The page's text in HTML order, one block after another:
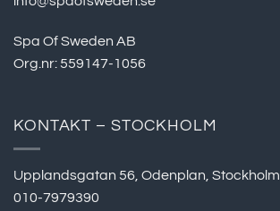
Spa Of Sweden AB
Org.nr: 559147-1056
KONTAKT – STOCKHOLM
Upplandsgatan 56, Odenplan, Stockholm
010-7979390